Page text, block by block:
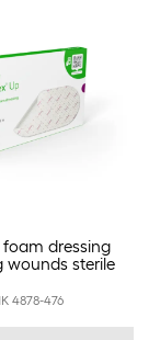
foam dressing
wounds sterile
4878-476